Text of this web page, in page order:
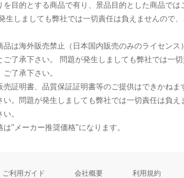
を目的とする商品で有り、景品目的とした商品では
生しましても弊社では一切責任は負えませんので
品は海外販売禁止（日本国内販売のみのライセンス
ご了承下さい。 問題が発生しましても弊社では一
了承下さい。
売証明書、品質保証証明書等のご提供はできかねま
い。問題が発生しましても弊社では一切責任は負え
。
は"メーカー推奨価格"になります。
ご利用ガイド 会社概要 利用規約